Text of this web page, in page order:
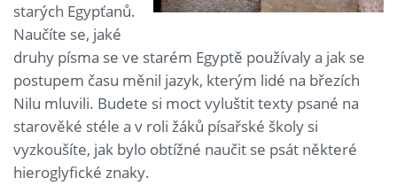
starých Egypťanů.
Naučíte se, jaké
druhy písma se ve starém Egyptě používaly a jak se
postupem času měnil jazyk, kterým lidé na březích
Nilu mluvili. Budete si moct vyluštit texty psané na
starověké stéle a v roli žáků písařské školy si
vyzkoušíte, jak bylo obtížné naučit se psát některé
hieroglyfické znaky.